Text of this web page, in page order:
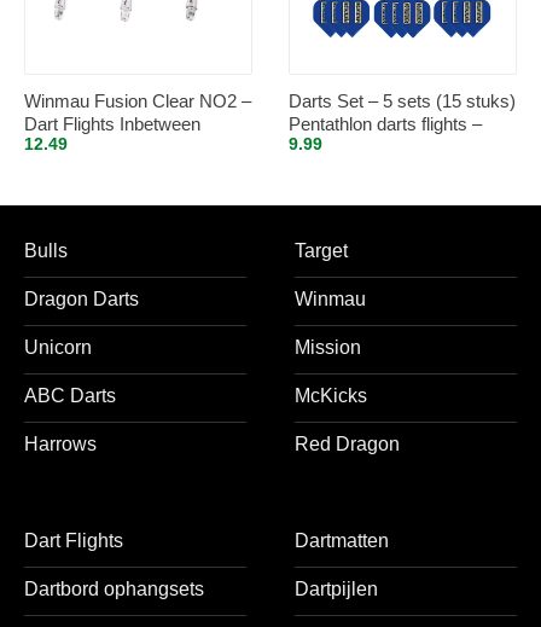
Winmau Fusion Clear NO2 –
Dart Flights Inbetween
12.49
Darts Set – 5 sets (15 stuks)
Pentathlon darts flights –
super stevig – blauw – incl. 5
9.99
Bulls
Dragon Darts
Unicorn
ABC Darts
Harrows
Target
Winmau
Mission
McKicks
Red Dragon
Dart Flights
Dartbord ophangsets
Dartmatten
Dartpijlen